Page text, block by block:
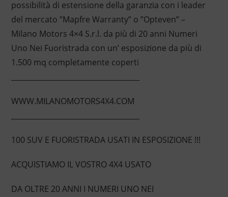
possibilità di estensione della garanzia con i leader
del mercato ”Mapfre Warranty” o ”Opteven” –
Milano Motors 4×4 S.r.l. da più di 20 anni Numeri
Uno Nei Fuoristrada con un’ esposizione da più di
1.500 mq completamente coperti
WWW.MILANOMOTORS4X4.COM
100 SUV E FUORISTRADA USATI IN ESPOSIZIONE !!!
ACQUISTIAMO IL VOSTRO 4X4 USATO
DA OLTRE 20 ANNI I NUMERI UNO NEI